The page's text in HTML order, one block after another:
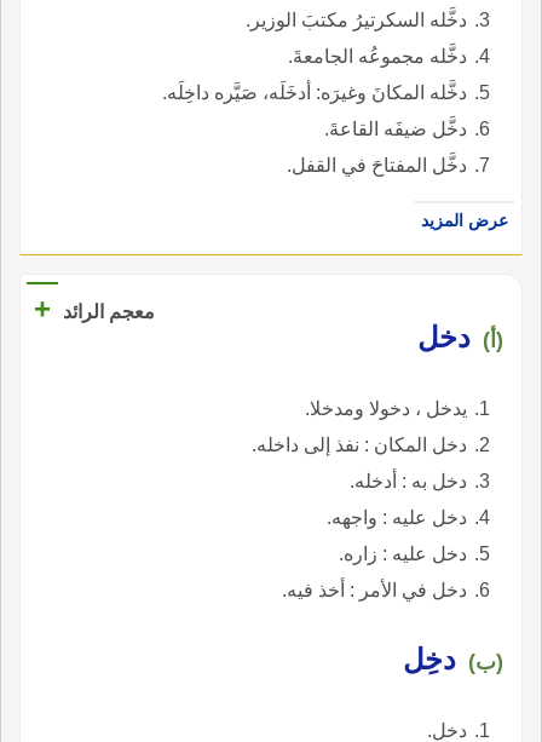
دخَّله السكرتيرُ مكتبَ الوزير.
دخَّله مجموعُه الجامعةَ.
دخَّله المكانَ وغيرَه: أدخَلَه، صَيَّره داخِلَه.
دخَّل ضيفَه القاعةَ.
دخَّل المفتاحَ في القفل.
عرض المزيد
معجم الرائد +
(أ) دخل
يدخل ، دخولا ومدخلا.
دخل المكان : نفذ إلى داخله.
دخل به : أدخله.
دخل عليه : واجهه.
دخل عليه : زاره.
دخل في الأمر : أخذ فيه.
(ب) دخِل
دخل.